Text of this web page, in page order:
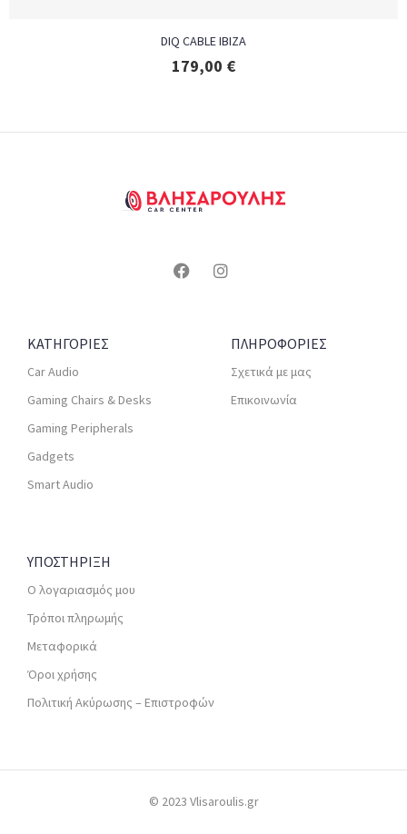
DIQ CABLE IBIZA
179,00 €
ΚΑΤΗΓΟΡΙΕΣ
Car Audio
Gaming Chairs & Desks
Gaming Peripherals
Gadgets
Smart Audio
ΠΛΗΡΟΦΟΡΙΕΣ
Σχετικά με μας
Επικοινωνία
ΥΠΟΣΤΗΡΙΞΗ
Ο λογαριασμός μου
Τρόποι πληρωμής
Μεταφορικά
Όροι χρήσης
Πολιτική Ακύρωσης – Επιστροφών
© 2023 Vlisaroulis.gr